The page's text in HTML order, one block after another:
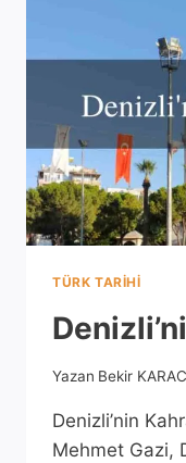
TÜRK TARIHI
Yazan Bekir
Denizli’nin
Mehmet Gazi,